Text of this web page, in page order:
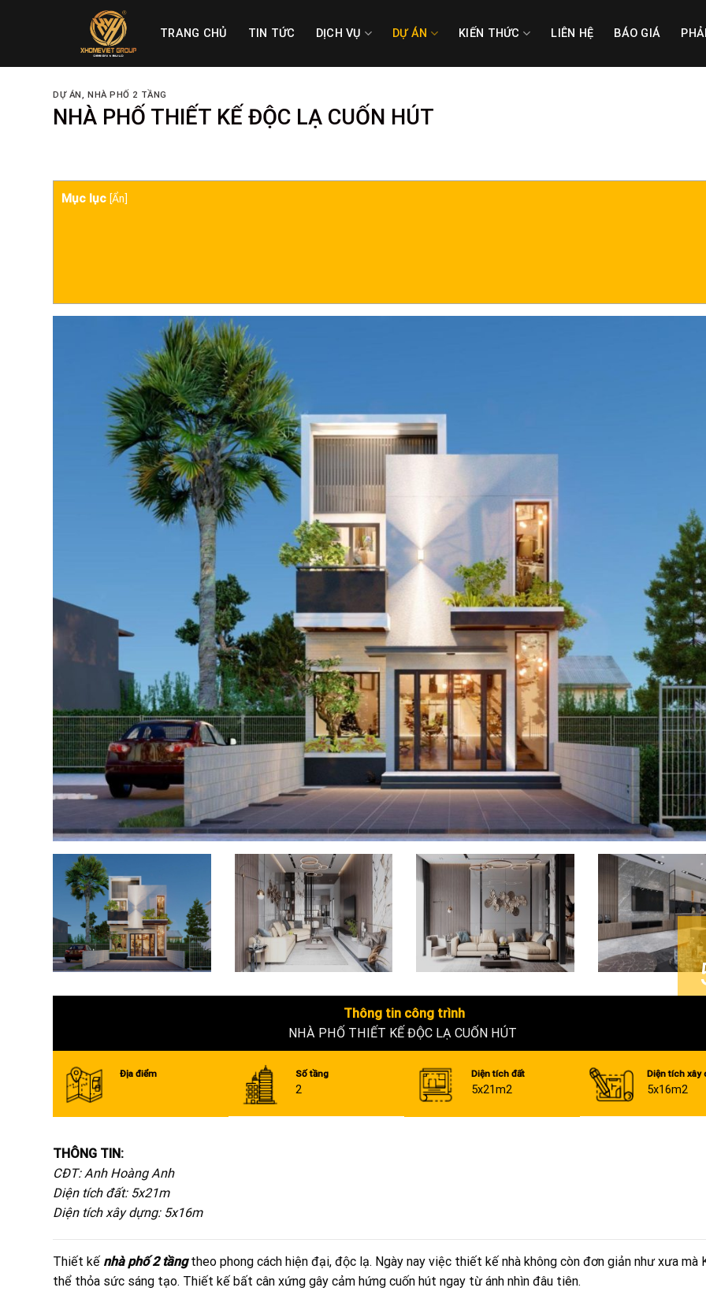
TRANG CHỦ TIN TỨC DỊCH VỤ DỰ ÁN KIẾN THỨC LIÊN HỆ BÁO GIÁ
DỰ ÁN, NHÀ PHỐ 2 TẦNG
NHÀ PHỐ THIẾT KẾ ĐỘC LẠ CUỐN HÚT
Mục lục [Ẩn]
Thông tin công trình
NHÀ PHỐ THIẾT KẾ ĐỘC LẠ CUỐN HÚT
Địa điểm Số tầng
2
Diện tích đất
5x21m2
Diện tích xây
5x16m2
THÔNG TIN:
CĐT: Anh Hoàng Anh
Diện tích đất: 5x21m
Diện tích xây dựng: 5x16m
Thiết kế nhà phố 2 tầngtheo phong cách hiện đại, độc lạ. Ngày nay việc thiết kế nhà không còn đơn giản như xưa mà
thể thỏa sức sáng tạo. Thiết kế bất cân xứng gây cảm hứng cuốn hút ngay từ ánh nhìn đâu tiên.